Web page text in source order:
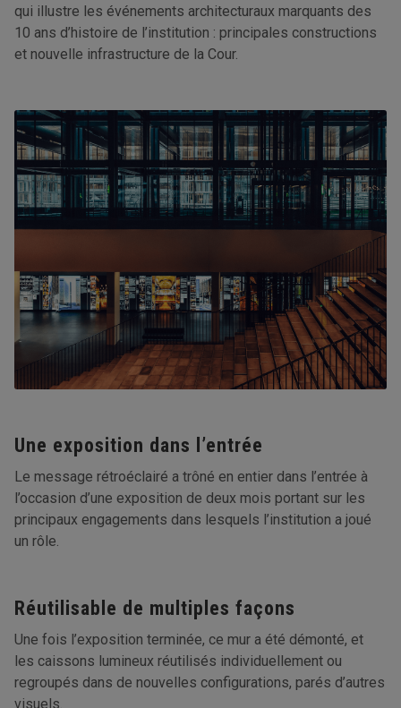
qui illustre les événements architecturaux marquants des
10 ans d’histoire de l’institution : principales constructions
et nouvelle infrastructure de la Cour.
Une exposition dans l’entrée
Le message rétroéclairé a trôné en entier dans l’entrée à
l’occasion d’une exposition de deux mois portant sur les
principaux engagements dans lesquels l’institution a joué
un rôle.
Réutilisable de multiples façons
Une fois l’exposition terminée, ce mur a été démonté, et
les caissons lumineux réutilisés individuellement ou
regroupés dans de nouvelles configurations, parés d’autres
visuels.